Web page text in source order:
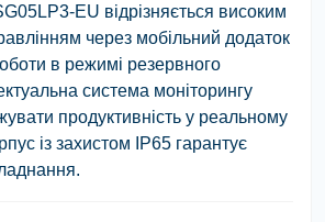
EU відрізняється високим
через мобільний додаток
в режимі резервного
система моніторингу
продуктивність у реальному
із захистом IP65 гарантує